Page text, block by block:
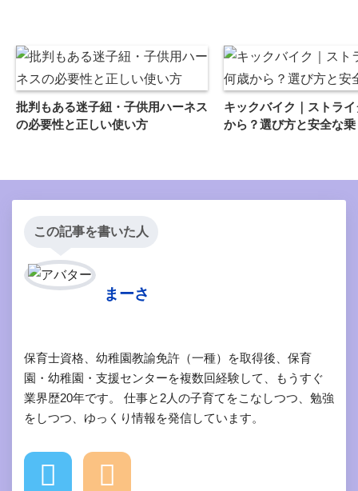
批判もある迷子紐・子供用ハーネス
の必要性と正しい使い方
キックバイク｜ストラ
から？選び方と安全な
この記事を書いた人
まーさ
保育士資格、幼稚園教諭免許（一種）を取得後、保育
園・幼稚園・支援センターを複数回経験して、もうすぐ
業界歴20年です。 仕事と2人の子育てをこなしつつ、勉強
をしつつ、ゆっくり情報を発信しています。